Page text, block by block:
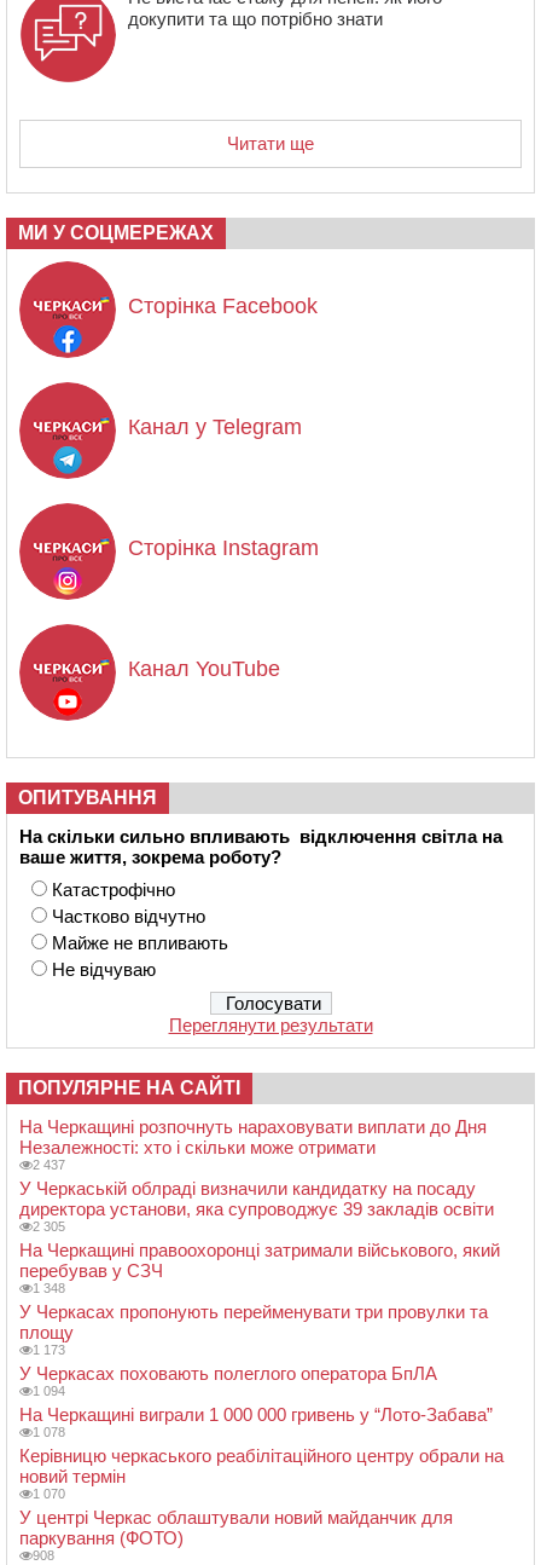
докупити та що потрібно знати
Читати ще
МИ У СОЦМЕРЕЖАХ
Сторінка Facebook
Канал у Telegram
Сторінка Instagram
Канал YouTube
ОПИТУВАННЯ
На скільки сильно впливають відключення світла на
ваше життя, зокрема роботу?
Катастрофічно
Частково відчутно
Майже не впливають
Не відчуваю
Переглянути результати
ПОПУЛЯРНЕ НА САЙТІ
На Черкащині розпочнуть нараховувати виплати до Дня
Незалежності: хто і скільки може отримати
2 437
У Черкаській облраді визначили кандидатку на посаду
директора установи, яка супроводжує 39 закладів освіти
2 305
На Черкащині правоохоронці затримали військового, який
перебував у СЗЧ
1 348
У Черкасах пропонують перейменувати три провулки та
площу
1 173
У Черкасах поховають полеглого оператора БпЛА
1 094
На Черкащині виграли 1 000 000 гривень у “Лото-Забава”
1 078
Керівницю черкаського реабілітаційного центру обрали на
новий термін
1 070
У центрі Черкас облаштували новий майданчик для
паркування (ФОТО)
908